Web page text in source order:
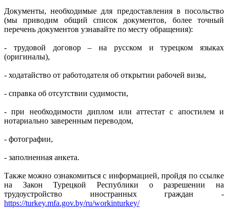
Документы, необходимые для предоставления в посольство
(мы приводим общий список документов, более точный
перечень документов узнавайте по месту обращения):
- трудовой договор – на русском и турецком языках
(оригиналы),
- ходатайство от работодателя об открытии рабочей визы,
- справка об отсутствии судимости,
- при необходимости диплом или аттестат с апостилем и
нотариально заверенным переводом,
- фотографии,
- заполненная анкета.
Также можно ознакомиться с информацией, пройдя по ссылке
на Закон Турецкой Республики о разрешении на
трудоустройство иностранных граждан -
https://turkey.mfa.gov.by/ru/workinturkey/